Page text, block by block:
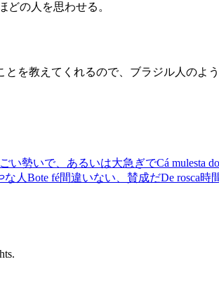
どの人を思わせる。
を教えてくれるので、ブラジル人のよ
い勢いで、あるいは大急ぎでCá mulesta
な人 Bote fé間違いない、賛成だDe rosca時